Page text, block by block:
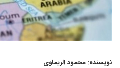
نویسنده: محمود الریماوی